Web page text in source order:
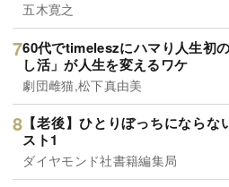
五木寛之
60代でtimeleszにハマり人生初
し活」が人生を変えるワケ
劇団雌猫,松下真由美
【老後】ひとりぼっちになら
スト1
ダイヤモンド社書籍編集局